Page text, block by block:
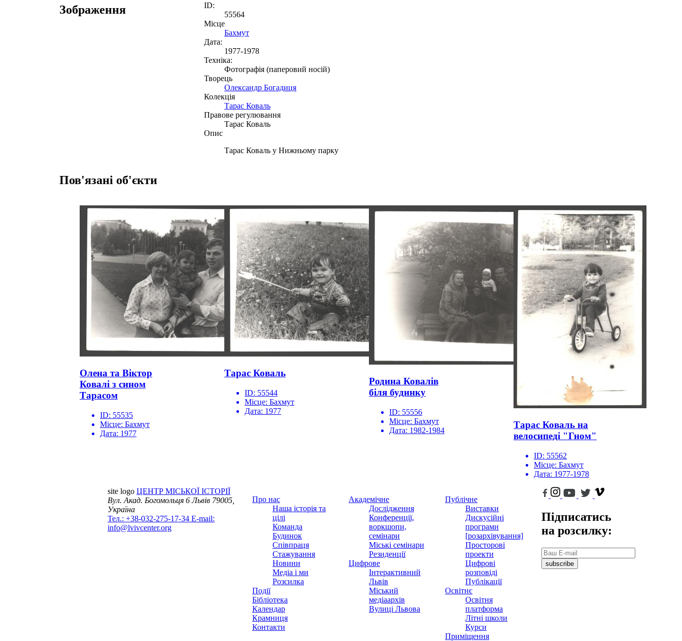
Зображення
ID:
55564
Місце
Бахмут
Дата:
1977-1978
Техніка:
Фотографія (паперовий носій)
Творець
Олександр Богадиця
Колекція
Тарас Коваль
Правове регулювання
Тарас Коваль
Опис
Тарас Коваль у Нижньому парку
Пов'язані об'єкти
Олена та Віктор
Ковалі з сином
Тарасом
ID: 55535
Місце: Бахмут
Дата: 1977
Тарас Коваль
ID: 55544
Місце: Бахмут
Дата: 1977
Родина Ковалів
біля будинку
ID: 55556
Місце: Бахмут
Дата: 1982-1984
Тарас Коваль на
велосипеді "Гном"
ID: 55562
Місце: Бахмут
Дата: 1977-1978
site logo ЦЕНТР МІСЬКОЇ ІСТОРІЇ
Вул. Акад. Богомольця 6Львів 79005,
Україна
Тел.: +38-032-275-17-34 E-mail:
info@lvivcenter.org
Про нас
Наша історія та
цілі
Команда
Будинок
Співпраця
Стажування
Новини
Медіа і ми
Розсилка
Події
Бібліотека
Календар
Крамниця
Контакти
Академічне
Дослідження
Конференції,
воркшопи,
семінари
Міські семінари
Резиденції
Цифрове
Інтерактивний
Львів
Міський
медіаархів
Вулиці Львова
Публічне
Виставки
Дискусійні
програми
[розархівування]
Просторові
проекти
Цифрові
розповіді
Публікації
Освітнє
Освітня
платформа
Літні школи
Курси
Приміщення
Підписатись
на розсилку:
subscribe